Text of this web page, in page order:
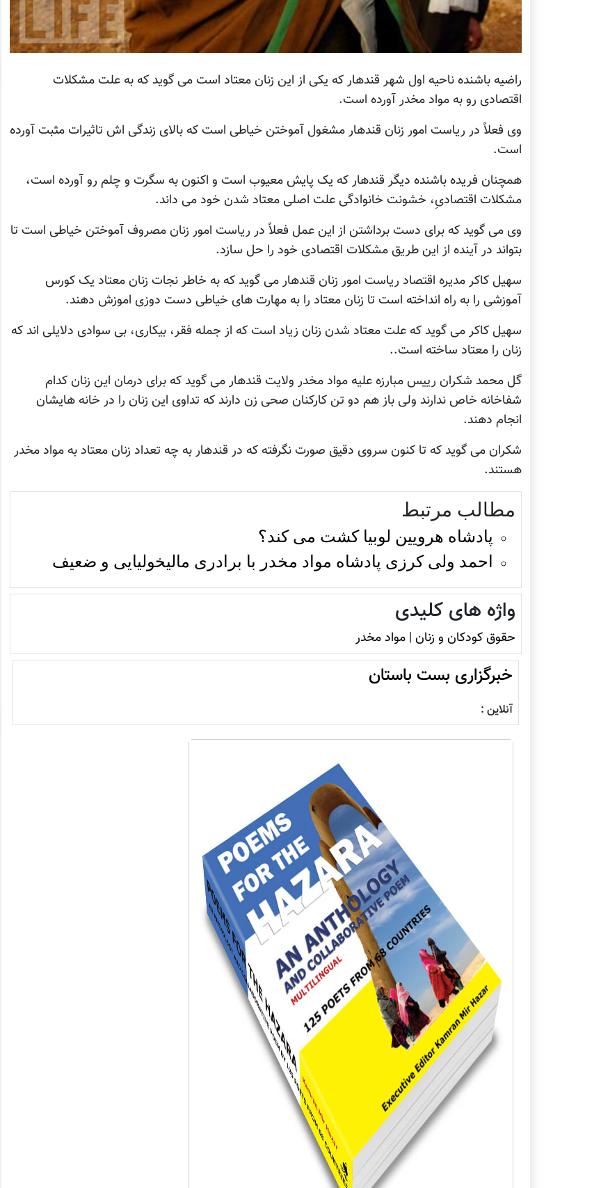
راضیه باشنده ناحیه اول شهر قندهار که یکی از این زنان معتاد است می گوید که به علت مشکلات
اقتصادی رو به مواد مخدر آورده است.
وی فعلاً در ریاست امور زنان قندهار مشغول آموختن خیاطی است که بالای زندگی اش تاثیرات مثبت آورده
است.
همچنان فریده باشنده دیگر قندهار که یک پایش معیوب است و اکنون به سگرت و چلم رو آورده است،
مشکلات اقتصادیِ، خشونت خانوادگی علت اصلی معتاد شدن خود می داند.
وی می گوید که برای دست برداشتن از این عمل فعلاً در ریاست امور زنان مصروف آموختن خیاطی است تا
بتواند در آینده از این طریق مشکلات اقتصادی خود را حل سازد.
سهیل کاکر مدیره اقتصاد ریاست امور زنان قندهار می گوید که به خاطر نجات زنان معتاد یک کورس
آموزشی را به راه انداخته است تا زنان معتاد را به مهارت های خیاطی دست دوزی اموزش دهند.
سهیل کاکر می گوید که علت معتاد شدن زنان زیاد است که از جمله فقر، بیکاری، بی سوادی دلایلی اند که
زنان را معتاد ساخته است..
گل محمد شکران رییس مبارزه علیه مواد مخدر ولایت قندهار می گوید که برای درمان این زنان کدام
شفاخانه خاص ندارند ولی باز هم دو تن کارکنان صحی زن دارند که تداوی این زنان را در خانه هایشان
انجام دهند.
شکران می گوید که تا کنون سروی دقیق صورت نگرفته که در قندهار به چه تعداد زنان معتاد به مواد مخدر
هستند.
مطالب مرتبط
پادشاه هرویین لوبيا کشت می کند؟
احمد ولی کرزی پادشاه مواد مخدر با برادری مالیخولیایی و ضعیف
واژه های کلیدی
حقوق کودکان و زنان | مواد مخدر
خبرگزاری بست باستان
آنلاین :